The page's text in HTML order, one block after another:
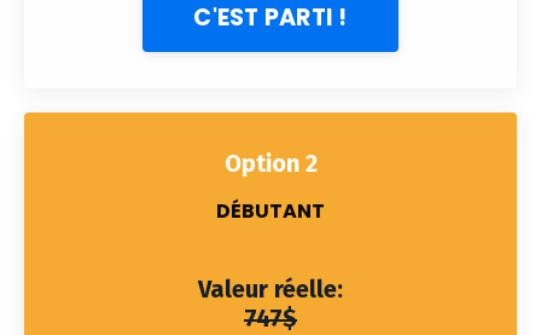
C'EST PARTI !
Option 2
DÉBUTANT
Valeur réelle:
747$